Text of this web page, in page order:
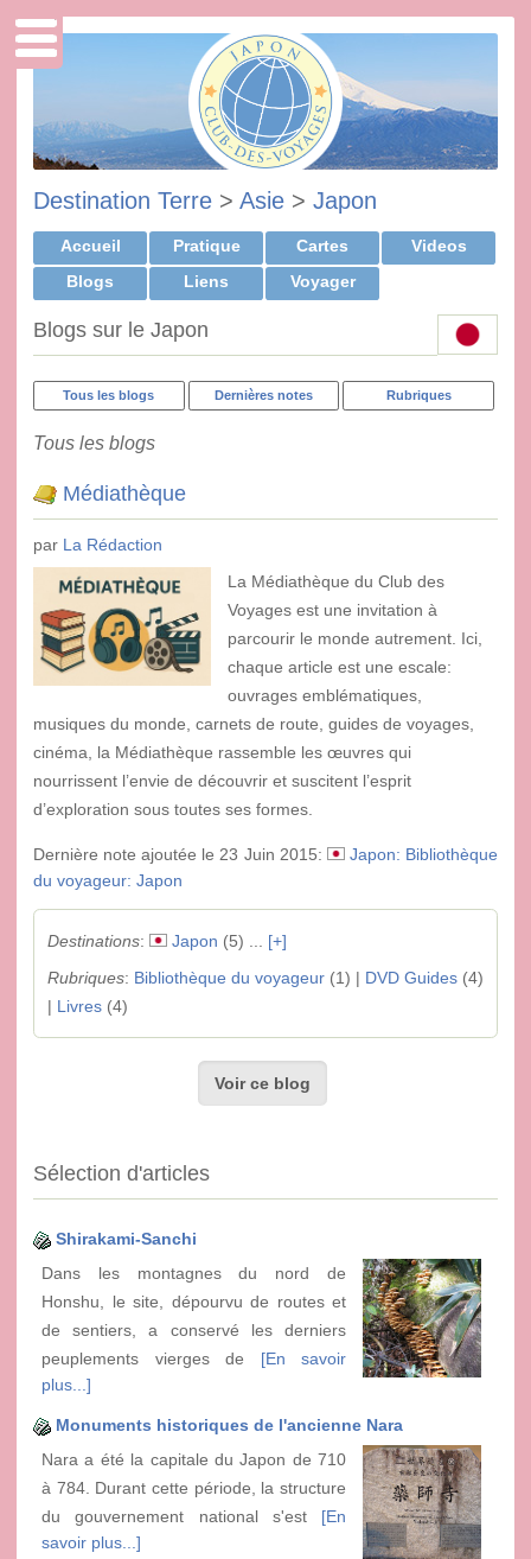
Destination Terre > Asie > Japon
Accueil Pratique Cartes
Videos
Blogs
Liens Voyager
Blogs sur le Japon
Tous les blogs Dernières notes Rubriques
Tous les blogs
Médiathèque
par La Rédaction
La Médiathèque du Club des
Voyages est une invitation à
parcourir le monde autrement. Ici,
chaque article est une escale:
ouvrages emblématiques,
musiques du monde, carnets de route, guides de voyages,
cinéma, la Médiathèque rassemble les œuvres qui
nourrissent l’envie de découvrir et suscitent l’esprit
d’exploration sous toutes ses formes.
Dernière note ajoutée le 23 Juin 2015:
Japon: Bibliothèque
du voyageur: Japon
Destinations: Japon (5) ... [+]
Rubriques: Bibliothèque du voyageur(1) | DVD Guides(4)
| Livres(4)
Voir ce blog
Sélection d'articles
Shirakami-Sanchi
Dans les montagnes du nord de
Honshu, le site, dépourvu de routes et
de sentiers, a conservé les derniers
peuplements vierges de [En savoir
plus...]
Monuments historiques de l'ancienne Nara
Nara a été la capitale du Japon de 710
à 784. Durant cette période, la structure
du gouvernement national s'est [En
savoir plus...]